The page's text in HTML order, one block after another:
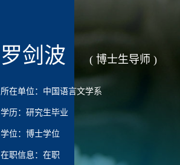
罗剑波 ( 博士生导师 )
所在单位：中国语言文学系
学历：研究生毕业
学位：博士学位
在职信息：在职